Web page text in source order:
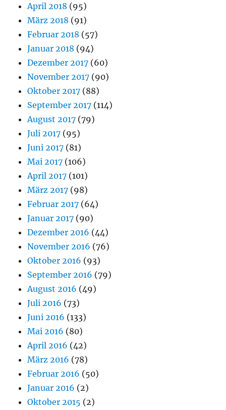
April 2018 (95)
März 2018 (91)
Februar 2018 (57)
Januar 2018 (94)
Dezember 2017 (60)
November 2017 (90)
Oktober 2017 (88)
September 2017 (114)
August 2017 (79)
Juli 2017 (95)
Juni 2017 (81)
Mai 2017 (106)
April 2017 (101)
März 2017 (98)
Februar 2017 (64)
Januar 2017 (90)
Dezember 2016 (44)
November 2016 (76)
Oktober 2016 (93)
September 2016 (79)
August 2016 (49)
Juli 2016 (73)
Juni 2016 (133)
Mai 2016 (80)
April 2016 (42)
März 2016 (78)
Februar 2016 (50)
Januar 2016 (2)
Oktober 2015 (2)